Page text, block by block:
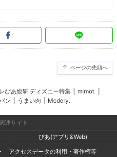
ページの先頭へ
ぴあ総研 ディズニー特集 mimot.
ン うまい肉 Medery.
連サイト
ぴあ(アプリ&Web)
アクセスデータの利用・著作権等